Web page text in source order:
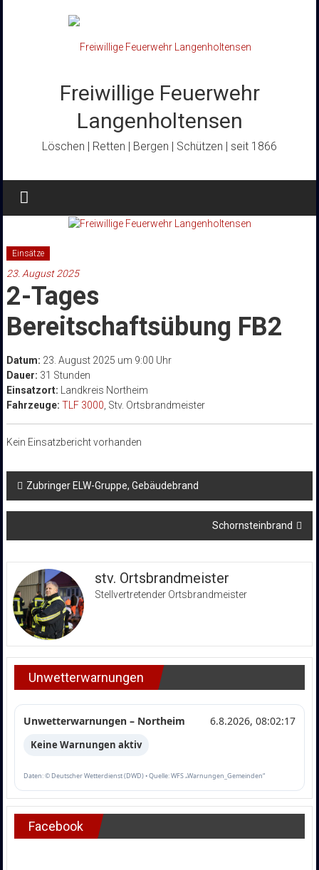
Freiwillige Feuerwehr
Langenholtensen
Löschen | Retten | Bergen | Schützen | seit 1866
Einsätze
23. August 2025
2-Tages
Bereitschaftsübung FB2
Datum: 23. August 2025 um 9:00 Uhr
Dauer: 31 Stunden
Einsatzort: Landkreis Northeim
Fahrzeuge: TLF 3000 , Stv. Ortsbrandmeister
Kein Einsatzbericht vorhanden
Beitragsnavigation
Zubringer ELW-Gruppe, Gebäudebrand
Schornsteinbrand
stv. Ortsbrandmeister
Stellvertretender Ortsbrandmeister
Unwetterwarnungen
Unwetterwarnungen – Northeim 6.8.2026, 08:02:17
Keine Warnungen aktiv
Daten: © Deutscher Wetterdienst (DWD) • Quelle: WFS „Warnungen_Gemeinden“
Facebook